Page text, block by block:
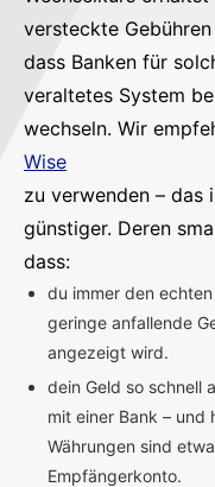
versteckte
dass Banken für
veraltetes System
wechseln. Wir
Wise
zu verwenden – das
günstiger. Deren
dass:
du immer den
geringe anfallende
angezeigt wird.
dein Geld so schnell
mit einer Bank – und
Währungen sind
Empfängerkonto.